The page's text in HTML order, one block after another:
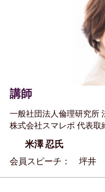
講師
一般社団法人倫理研究所
株式会社スマレボ 代表取
米澤 忍氏
会員スピーチ： 坪